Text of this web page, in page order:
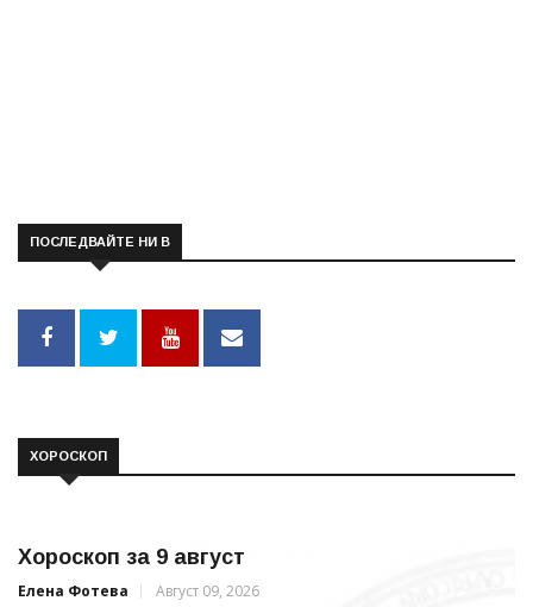
ПОСЛЕДВАЙТЕ НИ В
ХОРОСКОП
Хороскоп за 9 август
Елена Фотева Август 09, 2026